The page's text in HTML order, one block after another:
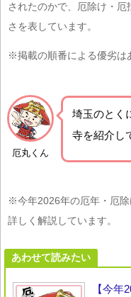
されたのかで、厄除け・
さを表しています。
※掲載の順番による優劣は
厄丸くん
埼玉のとく
寺を紹介 し
※今年2026年の厄年・厄
詳しく解説しています。
あわせて読みたい
【今